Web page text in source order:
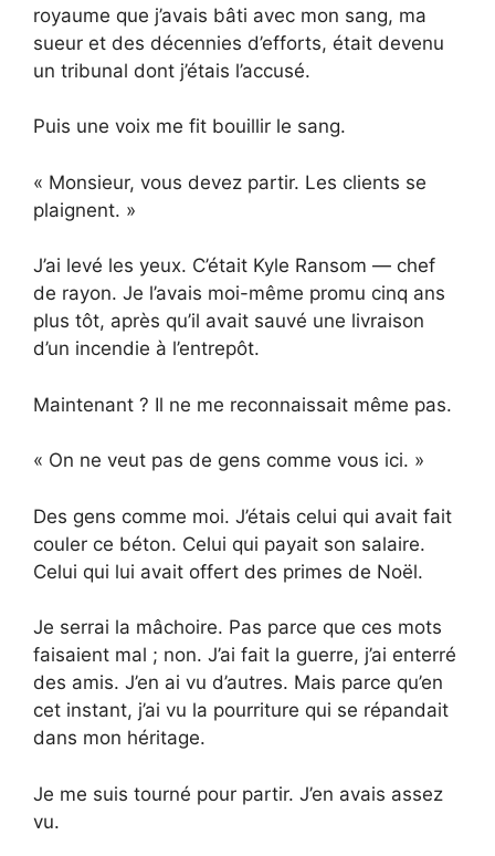
royaume que j’avais bâti avec mon sang, ma
sueur et des décennies d’efforts, était devenu
un tribunal dont j’étais l’accusé.
Puis une voix me fit bouillir le sang.
« Monsieur, vous devez partir. Les clients se
plaignent. »
J’ai levé les yeux. C’était Kyle Ransom — chef
de rayon. Je l’avais moi-même promu cinq ans
plus tôt, après qu’il avait sauvé une livraison
d’un incendie à l’entrepôt.
Maintenant ? Il ne me reconnaissait même pas.
« On ne veut pas de gens comme vous ici. »
Des gens comme moi. J’étais celui qui avait fait
couler ce béton. Celui qui payait son salaire.
Celui qui lui avait offert des primes de Noël.
Je serrai la mâchoire. Pas parce que ces mots
faisaient mal ; non. J’ai fait la guerre, j’ai enterré
des amis. J’en ai vu d’autres. Mais parce qu’en
cet instant, j’ai vu la pourriture qui se répandait
dans mon héritage.
Je me suis tourné pour partir. J’en avais assez
vu.